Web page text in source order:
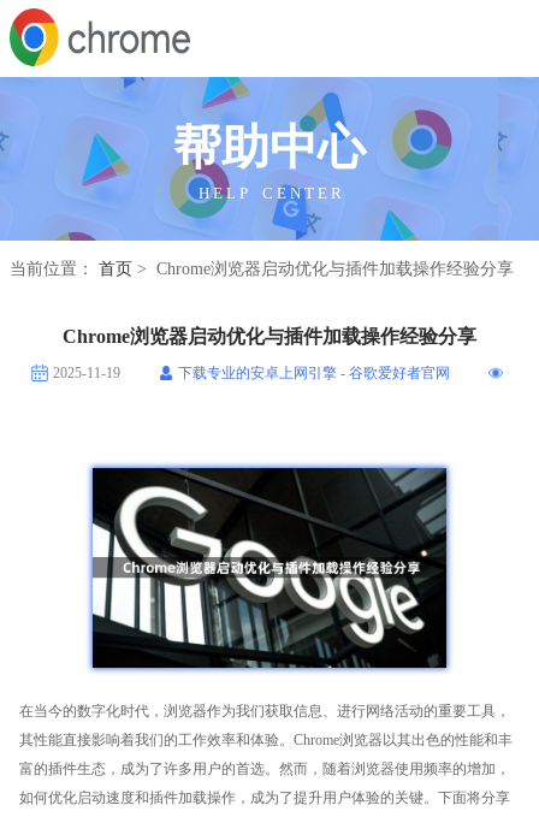
帮助中心
H E L P C E N T E R
当前位置： 首页 > Chrome浏览器启动优化与插件加载操作经验分享
Chrome浏览器启动优化与插件加载操作经验分享
2025-11-19 下载专业的安卓上网引擎 - 谷歌爱好者官网
在当今的数字化时代，浏览器作为我们获取信息、进行网络活动的重要工具，
其性能直接影响着我们的工作效率和体验。Chrome浏览器以其出色的性能和丰
富的插件生态，成为了许多用户的首选。然而，随着浏览器使用频率的增加，
如何优化启动速度和插件加载操作，成为了提升用户体验的关键。下面将分享